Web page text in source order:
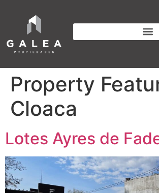
Property
Cloaca
Lotes Ayres de